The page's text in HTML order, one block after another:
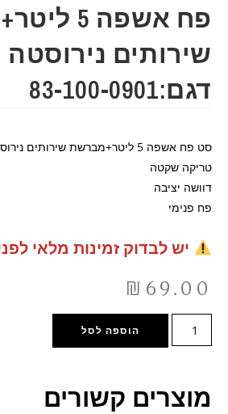
פח אשפה
שירותים
דגם:83-100-0901
סט פח אשפה 5 ליטר+מברשת שירותים נירוסטה מטאלי
טריקה שקטה
דוושה יציבה
פח פנימי
יש לבדוק זמינות מלאי
₪ 69.00
הוספה לסל
מוצרים קשורים